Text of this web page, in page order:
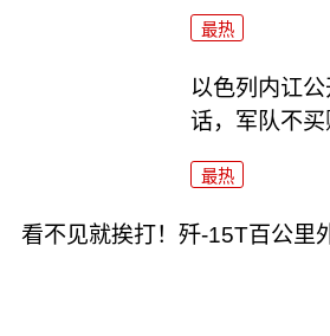
最热
以色列内讧
话，军队不买
最热
看不见就挨打！歼-15T百公里